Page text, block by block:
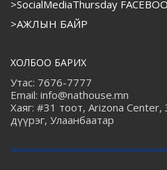
>SocialMediaThursday
>АЖЛЫН БАЙР
ХОЛБОО БАРИХ
Утас: 7676-7777
Email: info@nathouse.mn
Хаяг: #31 тоот, Arizona
дүүрэг, Улаанбаатар